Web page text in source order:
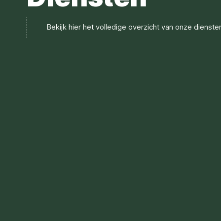
Bekijk hier het volledige overzicht van onze